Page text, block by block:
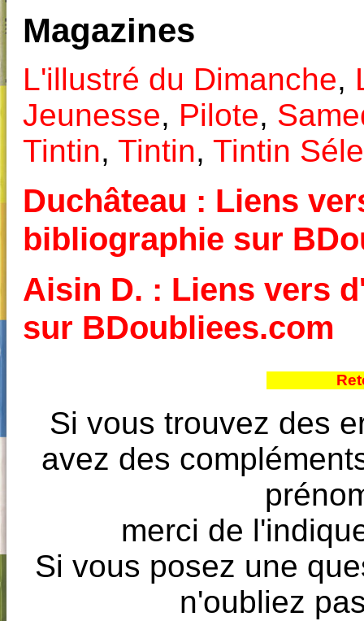
Magazines
L'illustré du Dimanche,
Jeunesse, Pilote,
Tintin, Tintin, Tintin
Duchâteau : Liens
bibliographie sur
Aisin D. : Liens vers
sur BDoubliees.com
Si vous trouvez des
avez des
merci de
Si vous posez une
n'oubliez